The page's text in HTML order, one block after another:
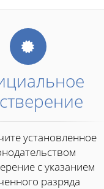
установленное
с указанием
разряда